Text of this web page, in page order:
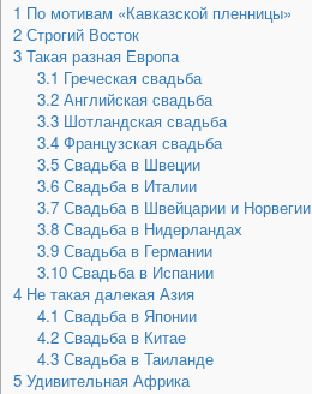
1 По мотивам «Кавказской пленницы»
2 Строгий Восток
3 Такая разная Европа
3.1 Греческая свадьба
3.2Английская свадьба
3.3Шотландская свадьба
3.4Французская свадьба
3.5Свадьба в Швеции
3.6Свадьба в Италии
3.7Свадьба в Швейцарии и Норвегии
3.8Свадьба в Нидерландах
3.9Свадьба в Германии
3.10Свадьба в Испании
4 Не такая далекая Азия
4.1 Свадьба в Японии
4.2Свадьба в Китае
4.3Свадьба в Таиланде
5 Удивительная Африка